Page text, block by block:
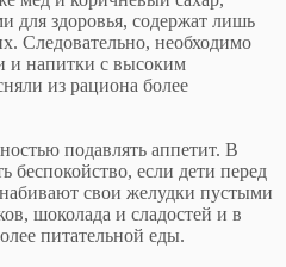
для здоровья, содержат лишь
Следовательно, необходимо
и напитки с высоким
из рациона более
подавлять аппетит. В
беспокойство, если дети перед
свои желудки пустыми
шоколада и сладостей и в
питательной еды.